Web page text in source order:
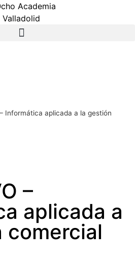
Informática aplicada a la gestión
–
aplicada a
comercial